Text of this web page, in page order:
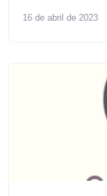
16 de abril de 2023